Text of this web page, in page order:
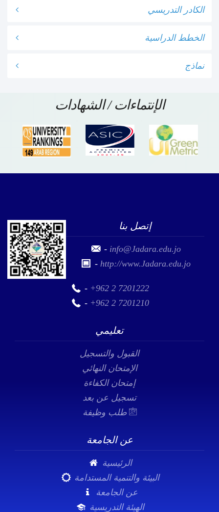
الكادر التدريسي
الخطط الدراسية
نماذج
الإنتماءات / الشهادات
إتصل بنا
- info@Jadara.edu.jo
- http://www.Jadara.edu.jo
- +962 2 7201222
- +962 2 7201210
تعليمي
القبول والتسجيل
الإمتحان النهائي
إمتحان الكفاءة
تسجيل عن بعد
عن الجامعة
الرئيسية
البيئة والتنمية المستدامة
عن الجامعة
الهيئة التدريسية